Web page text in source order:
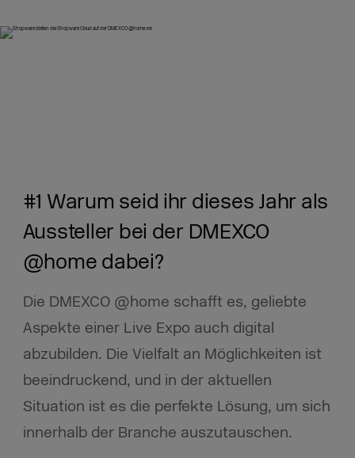
#1 Warum seid ihr dieses Jahr als
Aussteller bei der DMEXCO
@home dabei?
Die DMEXCO @home schafft es, geliebte
Aspekte einer Live Expo auch digital
abzubilden. Die Vielfalt an Möglichkeiten ist
beeindruckend, und in der aktuellen
Situation ist es die perfekte Lösung, um sich
innerhalb der Branche auszutauschen.